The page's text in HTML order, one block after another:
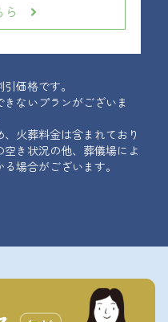
価格です。
ないプランがございま
火葬料金は含まれており
き状況の他、葬儀場によ
場合がございます。